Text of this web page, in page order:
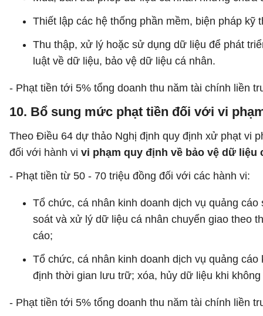
Thiết lập các hệ thống phần mềm, biện pháp
Thu thập, xử lý hoặc sử dụng dữ liệu để phát
luật về dữ liệu, bảo vệ dữ liệu cá nhân.
- Phạt tiền tới 5% tổng doanh thu năm tài chính liền
10. Bổ sung mức phạt tiền đối với vi
Theo Điều 64 dự thảo Nghị định quy định xử phạt vi
đối với hành vi vi phạm quy định về bảo vệ dữ
- Phạt tiền từ 50 - 70 triệu đồng đối với các hành vi:
Tổ chức, cá nhân kinh doanh dịch vụ quảng
soát và xử lý dữ liệu cá nhân chuyển giao theo
cáo;
Tổ chức, cá nhân kinh doanh dịch vụ quảng
định thời gian lưu trữ; xóa, hủy dữ liệu khi
- Phạt tiền tới 5% tổng doanh thu năm tài chính liền